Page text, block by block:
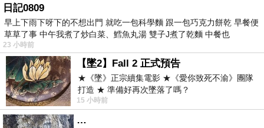
點了雞翼薯條，薯條和雞翼味道都恰到好處，有一定水準唷。
日記0809
早上下雨下呀下的不想出門 就吃一包科學麵 跟一包巧克力餅乾 早餐便
草草了事 中午我煮了炒白菜、鱈魚丸湯 雙子J煮了乾麵 中餐也
23 小時前
【墜2】Fall 2 正式預告
★《墜》正宗續集電影 ★《愛你致死不渝》團隊
打造 ★ 準備好再次墜落了嗎？
15 小時前
…